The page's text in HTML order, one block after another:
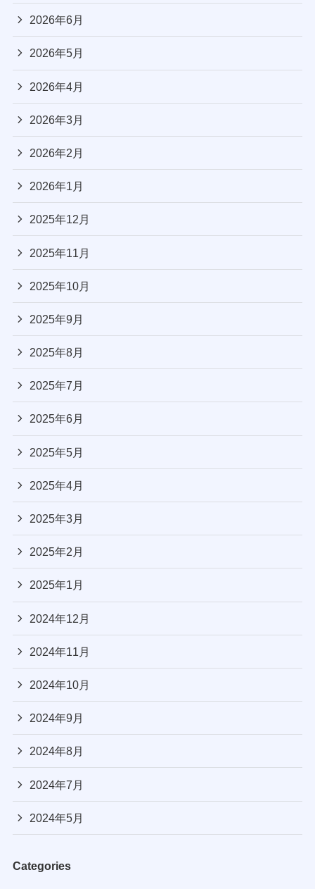
2026年6月
2026年5月
2026年4月
2026年3月
2026年2月
2026年1月
2025年12月
2025年11月
2025年10月
2025年9月
2025年8月
2025年7月
2025年6月
2025年5月
2025年4月
2025年3月
2025年2月
2025年1月
2024年12月
2024年11月
2024年10月
2024年9月
2024年8月
2024年7月
2024年5月
Categories